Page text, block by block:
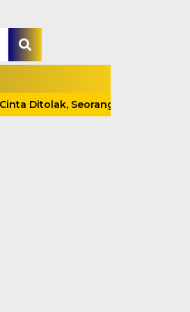
Ditolak, Seorang Pria Tewas
Tewas